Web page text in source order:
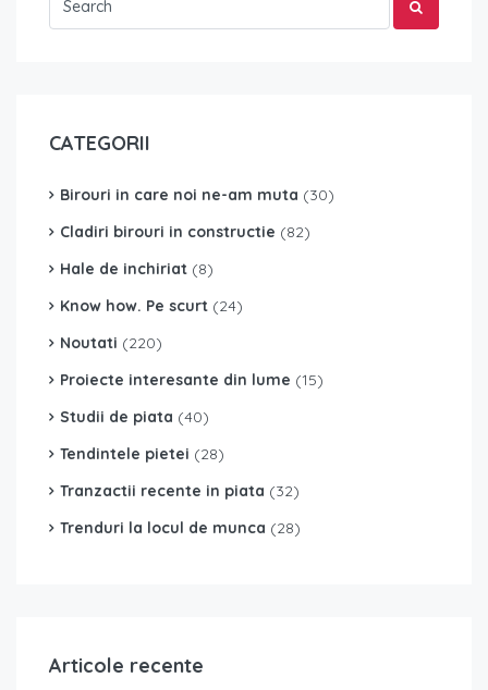
CATEGORII
Birouri in care noi ne-am muta (30)
Cladiri birouri in constructie (82)
Hale de inchiriat (8)
Know how. Pe scurt (24)
Noutati (220)
Proiecte interesante din lume (15)
Studii de piata (40)
Tendintele pietei (28)
Tranzactii recente in piata (32)
Trenduri la locul de munca (28)
Articole recente